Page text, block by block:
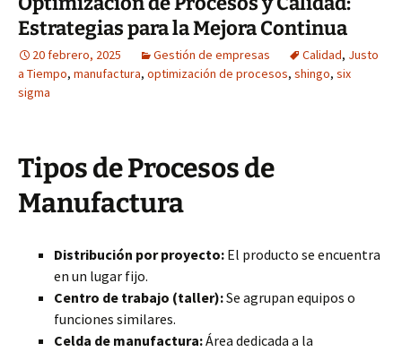
Estrategias para la Mejora Continua
20 febrero, 2025 Gestión de empresas Calidad, Justo
a Tiempo, manufactura, optimización de procesos, shingo, six
sigma
Tipos de Procesos de
Manufactura
Distribución por proyecto: El producto se encuentra
en un lugar fijo.
Centro de trabajo (taller):Se agrupan equipos o
funciones similares.
Celda de manufactura:Área dedicada a la